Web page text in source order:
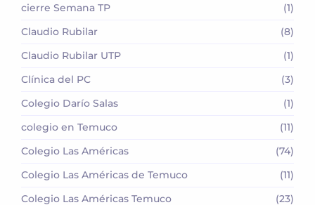
cierre Semana TP
(1)
Claudio Rubilar
(8)
Claudio Rubilar UTP
(1)
Clínica del PC
(3)
Colegio Darío Salas
(1)
colegio en Temuco
(11)
Colegio Las Américas
(74)
Colegio Las Américas de Temuco
(11)
Colegio Las Américas Temuco
(23)